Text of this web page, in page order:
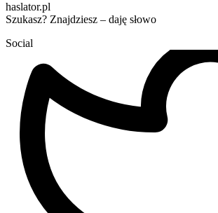
haslator.pl
Szukasz? Znajdziesz – daję słowo
Social